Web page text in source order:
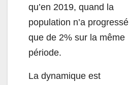
qu’en 2019, quand la
population n’a progressé
que de 2% sur la même
période.
La dynamique est